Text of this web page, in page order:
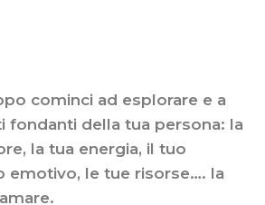
cominci ad esplorare e a
fondanti della tua persona: la
la tua energia, il tuo
emotivo, le tue risorse…. la